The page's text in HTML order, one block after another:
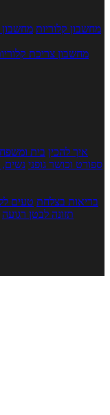
מחשבון קלוריות מחשבון
מחשבון צריכת
איך להכין בית
ספורט וכושר גופני נשים,
בריאות בצלחת טעים
תזונה לבטן רגועה